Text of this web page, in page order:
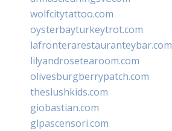
wolfcitytattoo.com
oysterbayturkeytrot.com
lafronterarestauranteybar.com
lilyandrosetearoom.com
olivesburgberrypatch.com
theslushkids.com
giobastian.com
glpascensori.com